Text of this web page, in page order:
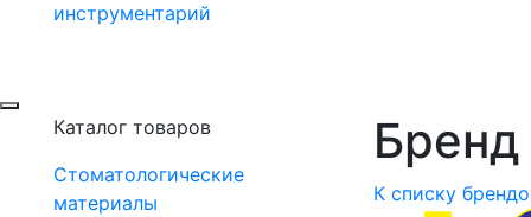
инструментарий
Каталог товаров
Стоматологические
материалы
К списку